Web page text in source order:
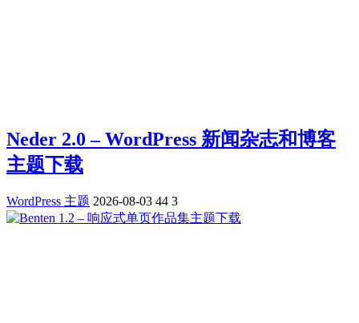
Neder 2.0 – WordPress 新闻杂志和博客
主题下载
WordPress 主题 2026-08-03 44 3